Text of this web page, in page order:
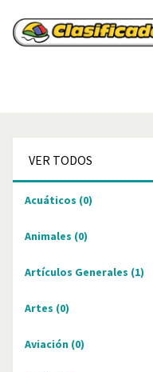
VER TODOS
Acuáticos (0)
Animales (0)
Artículos Generales (1)
Artes (0)
Aviación (0)